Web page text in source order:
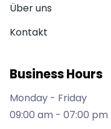
Über uns
Kontakt
Business Hours
Monday - Friday
09:00 am - 07:00 pm